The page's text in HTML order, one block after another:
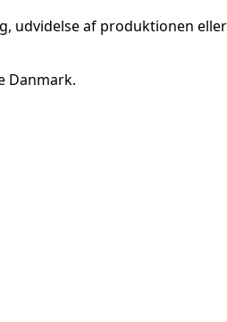
udvidelse af produktionen
Danmark.